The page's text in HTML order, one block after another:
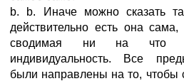
b. b. Иначе можно сказать
действительно есть она
сводимая ни на что
индивидуальность. Все
были направлены на то, чтобы